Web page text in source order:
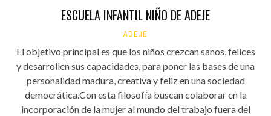
ESCUELA INFANTIL NIÑO DE ADEJE
ADEJE
El objetivo principal es que los niños crezcan sanos, felices
y desarrollen sus capacidades, para poner las bases de una
personalidad madura, creativa y feliz en una sociedad
democrática.Con esta filosofía buscan colaborar en la
incorporación de la mujer al mundo del trabajo fuera del